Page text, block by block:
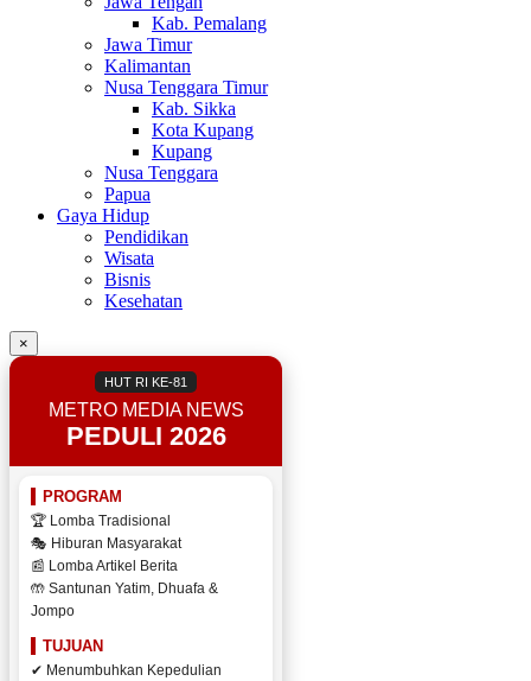
Kab. Pemalang
Jawa Timur
Kalimantan
Nusa Tenggara Timur
Kab. Sikka
Kota Kupang
Kupang
Nusa Tenggara
Papua
Gaya Hidup
Pendidikan
Wisata
Bisnis
Kesehatan
×
HUT RI KE-81
METRO MEDIA NEWS
PEDULI 2026
PROGRAM
🏆 Lomba Tradisional
🎭 Hiburan Masyarakat
📰 Lomba Artikel Berita
🤲 Santunan Yatim, Dhuafa &
Jompo
TUJUAN
✔ Menumbuhkan Kepedulian